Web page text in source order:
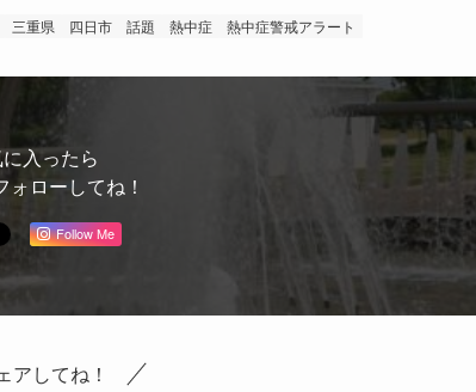
三重県 四日市 話題 熱中症 熱中症警戒アラート
入ったら
ローしてね！
Follow Me
アしてね！